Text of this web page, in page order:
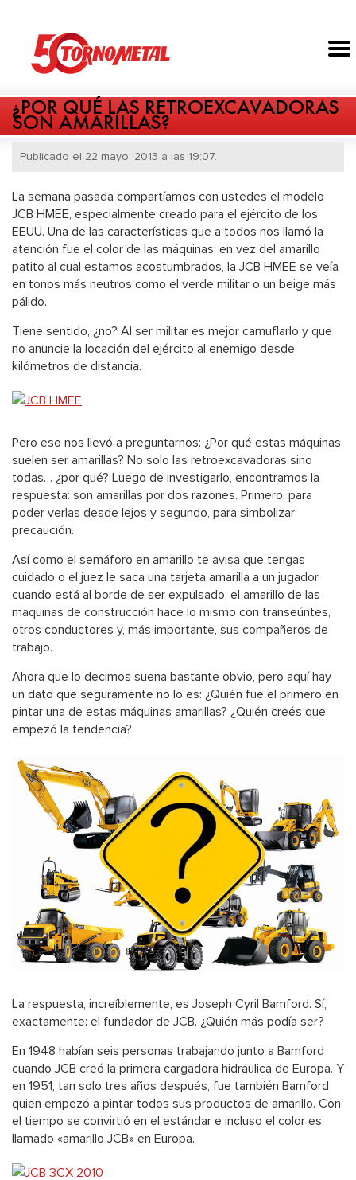
¿POR QUÉ LAS RETROEXCAVADORAS
SON AMARILLAS?
Publicado el 22 mayo, 2013 a las 19:07.
La semana pasada compartíamos con ustedes el modelo
JCB HMEE, especialmente creado para el ejército de los
EEUU. Una de las características que a todos nos llamó la
atención fue el color de las máquinas: en vez del amarillo
patito al cual estamos acostumbrados, la JCB HMEE se veía
en tonos más neutros como el verde militar o un beige más
pálido.
Tiene sentido, ¿no? Al ser militar es mejor camuflarlo y que
no anuncie la locación del ejército al enemigo desde
kilómetros de distancia.
Pero eso nos llevó a preguntarnos: ¿Por qué estas máquinas
suelen ser amarillas? No solo las retroexcavadoras sino
todas… ¿por qué? Luego de investigarlo, encontramos la
respuesta: son amarillas por dos razones. Primero, para
poder verlas desde lejos y segundo, para simbolizar
precaución.
Así como el semáforo en amarillo te avisa que tengas
cuidado o el juez le saca una tarjeta amarilla a un jugador
cuando está al borde de ser expulsado, el amarillo de las
maquinas de construcción hace lo mismo con transeúntes,
otros conductores y, más importante, sus compañeros de
trabajo.
Ahora que lo decimos suena bastante obvio, pero aquí hay
un dato que seguramente no lo es: ¿Quién fue el primero en
pintar una de estas máquinas amarillas? ¿Quién creés que
empezó la tendencia?
La respuesta, increíblemente, es Joseph Cyril Bamford. Sí,
exactamente: el fundador de JCB. ¿Quién más podía ser?
En 1948 habían seis personas trabajando junto a Bamford
cuando JCB creó la primera cargadora hidráulica de Europa. Y
en 1951, tan solo tres años después, fue también Bamford
quien empezó a pintar todos sus productos de amarillo. Con
el tiempo se convirtió en el estándar e incluso el color es
llamado «amarillo JCB» en Europa.